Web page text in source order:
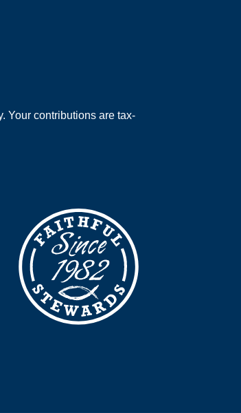
Your contributions are tax-